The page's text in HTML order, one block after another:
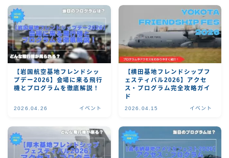
【岩国航空基地フレンドシッ
プデー2026】会場に来る飛行
機とプログラムを徹底解説！
2026.04.26 イベント
【横田基地フレンドシップフ
ェスティバル2026】アクセ
ス・プログラム完全攻略ガイ
ド
2026.04.15 イベント